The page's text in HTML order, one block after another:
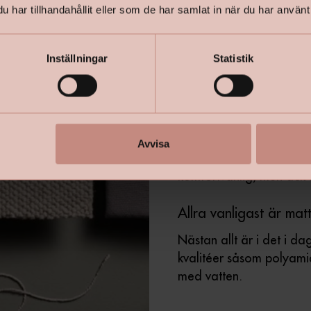
har tillhandahållit eller som de har samlat in när du har
Inställningar Statistik
Avvisa
– Ullmatta är ju en
ullmattan till är att den
lätt i den. När
vatten utan medel
Sisal är ju också ett
nackdel då den kan
komfortvänlig, men ack
Allra vanligast är
Nästan allt är i det i
kvalitéer såsom
med vatten.